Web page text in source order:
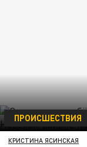
ПРОИСШЕСТВИЯ
КРИСТИНА ЯСИНСКАЯ